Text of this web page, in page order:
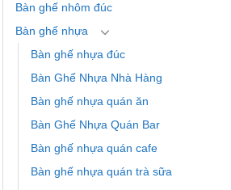
Bàn ghế nhôm đúc
Bàn ghế nhựa
Bàn ghế nhựa đúc
Bàn Ghế Nhựa Nhà Hàng
Bàn ghế nhựa quán ăn
Bàn Ghế Nhựa Quán Bar
Bàn ghế nhựa quán cafe
Bàn ghế nhựa quán trà sữa